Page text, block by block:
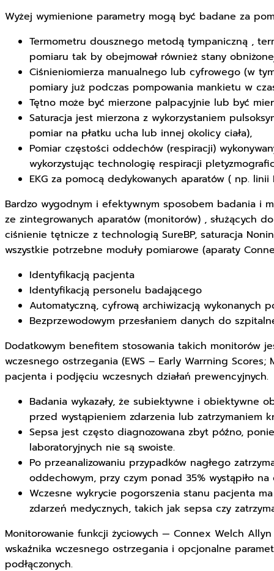
Wyżej wymienione parametry mogą być badane za
Termometru dousznego metodą tympaniczną ,
pomiaru tak by obejmował również stany
Ciśnieniomierza manualnego lub cyfrowego (w
pomiary już podczas pompowania mankietu w
Tętno może być mierzone palpacyjnie lub być
Saturacja jest mierzona z wykorzystaniem
pomiar na płatku ucha lub innej okolicy ciała),
Pomiar częstości oddechów (respiracji)
wykorzystując technologię respiracji
EKG za pomocą dedykowanych aparatów ( np.
Bardzo wygodnym i efektywnym sposobem badania i
ze zintegrowanych aparatów (monitorów) , służących
ciśnienie tętnicze z technologią SureBP, saturacja
wszystkie potrzebne moduły pomiarowe (aparaty
Identyfikacją pacjenta
Identyfikacją personelu badającego
Automatyczną, cyfrową archiwizacją wykonanych
Bezprzewodowym przesłaniem danych do
Dodatkowym benefitem stosowania takich monitorów
wczesnego ostrzegania (EWS – Early Warrning
pacjenta i podjęciu wczesnych działań prewencyjnych.
Badania wykazały, że subiektywne i obiektywne
przed wystąpieniem zdarzenia lub zatrzymaniem
Sepsa jest często diagnozowana zbyt późno,
laboratoryjnych nie są swoiste.
Po przeanalizowaniu przypadków nagłego
oddechowym, przy czym ponad 35% wystąpiło na
Wczesne wykrycie pogorszenia stanu pacjenta
zdarzeń medycznych, takich jak sepsa czy
Monitorowanie funkcji życiowych — Connex Welch
wskaźnika wczesnego ostrzegania i opcjonalne
podłączonych.